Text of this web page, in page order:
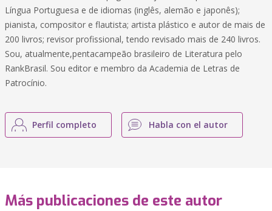
Língua Portuguesa e de idiomas (inglês, alemão e japonês);
pianista, compositor e flautista; artista plástico e autor de mais de
200 livros; revisor profissional, tendo revisado mais de 240 livros.
Sou, atualmente,pentacampeão brasileiro de Literatura pelo
RankBrasil. Sou editor e membro da Academia de Letras de
Patrocínio.
Perfil completo Habla con el autor
Más publicaciones de este autor